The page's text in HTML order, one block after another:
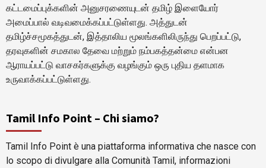
கட்டமைப்புக்களின் அனுசரணையுடன் தமிழ் இளையோர்
அமைப்பால் வடிவமைக்கப்பட்டுள்ளது. அத்துடன்
தமிழ்ச்சமூகத்துடன், இத்தாலிய மூலங்களிலிருந்து பெறப்பட்டு,
தரவுகளின் சமகால தேவை மற்றும் நம்பகத்தன்மை என்பன
ஆராயப்பட்டு வாசகர்களுக்கு வழங்கும் ஒரு புதிய தளமாக
உருவாக்கப்பட்டுள்ளது.
Tamil Info Point – Chi siamo?
Tamil Info Point è una piattaforma informativa che nasce con
lo scopo di divulgare alla Comunità Tamil, informazioni